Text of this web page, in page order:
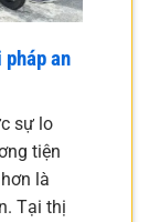
an
sự lo
tiện
là
Tại thị